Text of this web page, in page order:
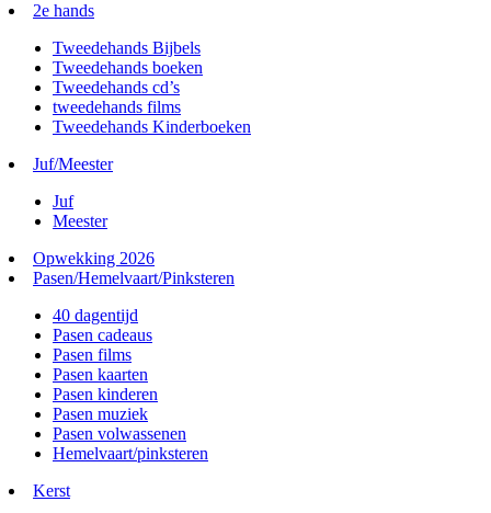
2e hands
Tweedehands Bijbels
Tweedehands boeken
Tweedehands cd’s
tweedehands films
Tweedehands Kinderboeken
Juf/Meester
Juf
Meester
Opwekking 2026
Pasen/Hemelvaart/Pinksteren
40 dagentijd
Pasen cadeaus
Pasen films
Pasen kaarten
Pasen kinderen
Pasen muziek
Pasen volwassenen
Hemelvaart/pinksteren
Kerst